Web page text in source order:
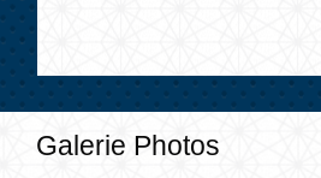
Galerie Photos